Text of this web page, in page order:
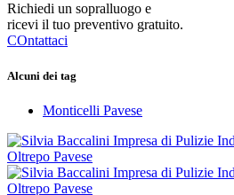
Richiedi un sopralluogo e
ricevi il tuo preventivo gratuito.
COntattaci
Alcuni dei tag
Monticelli Pavese